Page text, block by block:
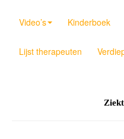
Video’s Kinderboek
Lijst therapeuten